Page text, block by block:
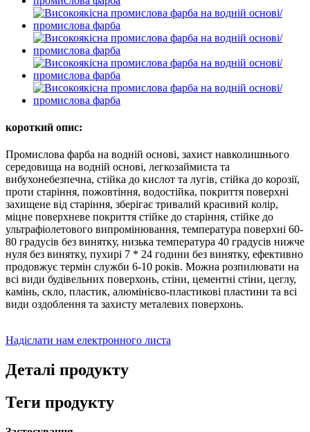
короткий опис:
Промислова фарба на водній основі, захист навколишнього
середовища на водній основі, легкозаймиста та
вибухонебезпечна, стійка до кислот та лугів, стійка до корозії,
проти старіння, пожовтіння, водостійка, покриття поверхні
захищене від старіння, зберігає тривалий красивий колір,
міцне поверхневе покриття стійке до старіння, стійке до
ультрафіолетового випромінювання, температура поверхні 60-
80 градусів без винятку, низька температура 40 градусів нижче
нуля без винятку, пухирі 7 * 24 години без винятку, ефективно
продовжує термін служби 6-10 років. Можна розпилювати на
всі види будівельних поверхонь, стіни, цементні стіни, цеглу,
камінь, скло, пластик, алюмінієво-пластикові пластини та всі
види оздоблення та захисту металевих поверхонь.
Надіслати нам електронного листа
Деталі продукту
Теги продукту